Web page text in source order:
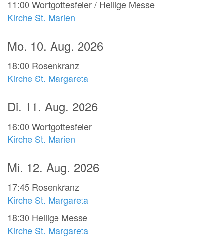
11:00 Wortgottesfeier / Heilige Messe
Kirche St. Marien
Mo. 10. Aug. 2026
18:00 Rosenkranz
Kirche St. Margareta
Di. 11. Aug. 2026
16:00 Wortgottesfeier
Kirche St. Marien
Mi. 12. Aug. 2026
17:45 Rosenkranz
Kirche St. Margareta
18:30 Heilige Messe
Kirche St. Margareta